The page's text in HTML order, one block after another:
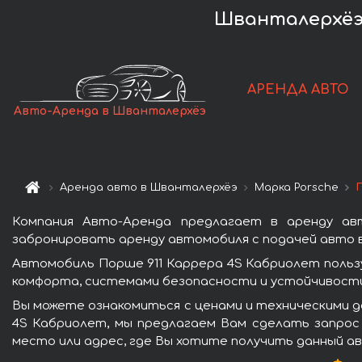
Авто-Аренда в Шванталерхёэ
АРЕНДА АВТО
Аренда авто в Шванталерхёэ Марка Porsche
Компания Авто-Аренда предлагает в аренду
забронировать аренду автомобиля с подачей авто
Автомобиль Порше 911 Каррера 4S Кабриолет
комфорта, системами безопасности и
Вы можете ознакомиться с ценами и техническими
4S Кабриолет, мы предлагаем Вам сделать
место или адрес, где Вы хотите получить данный